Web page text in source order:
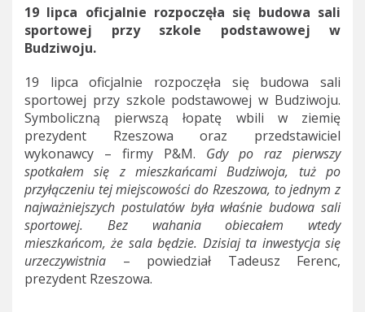
19 lipca oficjalnie rozpoczęła się budowa sali
sportowej przy szkole podstawowej w
Budziwoju.
19 lipca oficjalnie rozpoczęła się budowa sali
sportowej przy szkole podstawowej w Budziwoju.
Symboliczną pierwszą łopatę wbili w ziemię
prezydent Rzeszowa oraz przedstawiciel
wykonawcy – firmy P&M. Gdy po raz pierwszy
spotkałem się z mieszkańcami Budziwoja, tuż po
przyłączeniu tej miejscowości do Rzeszowa, to jednym z
najważniejszych postulatów była właśnie budowa sali
sportowej. Bez wahania obiecałem wtedy
mieszkańcom, że sala będzie. Dzisiaj ta inwestycja się
urzeczywistnia – powiedział Tadeusz Ferenc,
prezydent Rzeszowa.